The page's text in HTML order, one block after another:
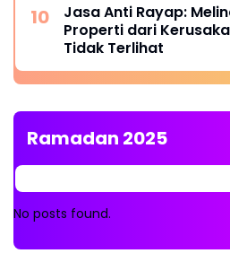
Jasa Anti Rayap:
Properti dari
Tidak Terlihat
Ramadan 2025
No posts found.